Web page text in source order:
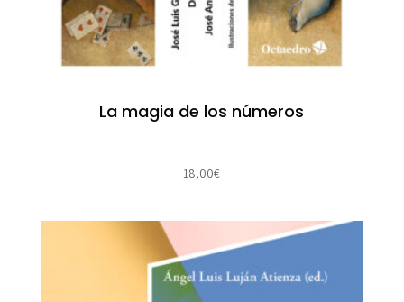
La magia de los números
18,00€